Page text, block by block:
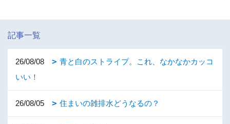
記事一覧
26/08/08
青と白のストライプ。これ、なかなかカッコ
いい！
26/08/05 住まいの雑排水どうなるの？